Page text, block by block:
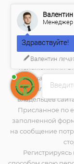
Вся
технических
товаров, носит
условиях не
положениями
Нажатие на
заполнение
владельцев
Присланное по
заполненной
на сообщение
Валентин
Менеджер
Здравствуйте!
Валентин